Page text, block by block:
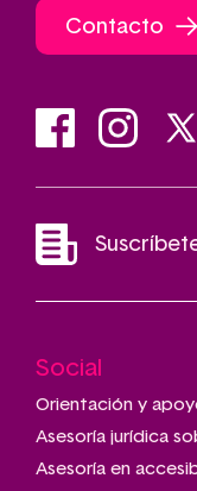
Contacto
Main
navigation
Social
Orientación y
Asesoría jurídica
Asesoría en